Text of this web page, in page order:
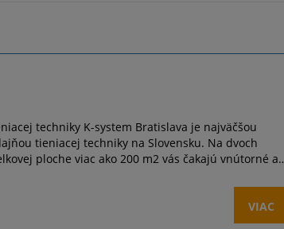
techniky K-system Bratislava je najväčšou
tieniacej techniky na Slovensku. Na dvoch
ploche viac ako 200 m2 vás čakajú vnútorné a
VIAC